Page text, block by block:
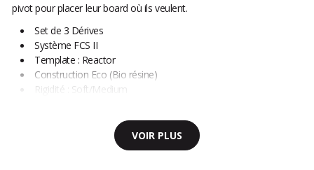
pivot pour placer leur board où ils veulent.
Set de 3 Dérives
Système FCS II
Template : Reactor
Construction Eco (Bio résine)
Rigidité : Soft/Medium
VOIR PLUS